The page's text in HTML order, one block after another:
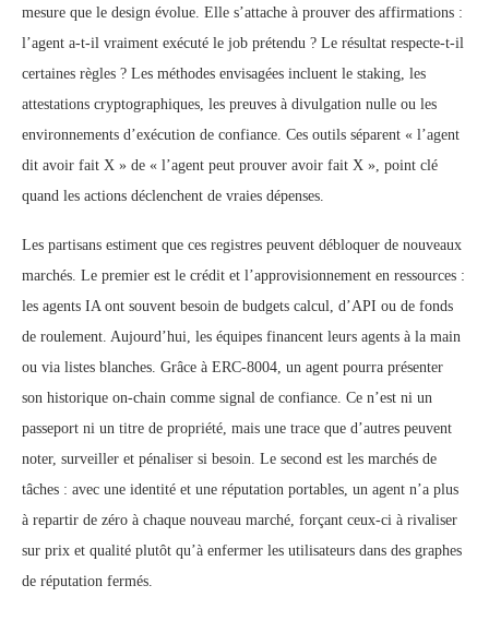
mesure que le design évolue. Elle s’attache à prouver des affirmations :
l’agent a-t-il vraiment exécuté le job prétendu ? Le résultat respecte-t-il
certaines règles ? Les méthodes envisagées incluent le staking, les
attestations cryptographiques, les preuves à divulgation nulle ou les
environnements d’exécution de confiance. Ces outils séparent « l’agent
dit avoir fait X » de « l’agent peut prouver avoir fait X », point clé
quand les actions déclenchent de vraies dépenses.
Les partisans estiment que ces registres peuvent débloquer de nouveaux
marchés. Le premier est le crédit et l’approvisionnement en ressources :
les agents IA ont souvent besoin de budgets calcul, d’API ou de fonds
de roulement. Aujourd’hui, les équipes financent leurs agents à la main
ou via listes blanches. Grâce à ERC-8004, un agent pourra présenter
son historique on-chain comme signal de confiance. Ce n’est ni un
passeport ni un titre de propriété, mais une trace que d’autres peuvent
noter, surveiller et pénaliser si besoin. Le second est les marchés de
tâches : avec une identité et une réputation portables, un agent n’a plus
à repartir de zéro à chaque nouveau marché, forçant ceux-ci à rivaliser
sur prix et qualité plutôt qu’à enfermer les utilisateurs dans des graphes
de réputation fermés.